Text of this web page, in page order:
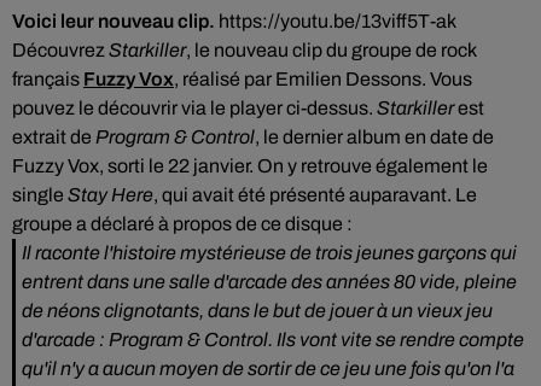
Voici leur nouveau clip. https://youtu.be/13viff5T-ak
Découvrez Starkiller, le nouveau clip du groupe de rock
français Fuzzy Vox, réalisé par Emilien Dessons. Vous
pouvez le découvrir via le player ci-dessus. Starkillerest
extrait de Program & Control, le dernier album en date de
Fuzzy Vox, sorti le 22 janvier. On y retrouve également le
single Stay Here, qui avait été présenté auparavant. Le
groupe a déclaré à propos de ce disque :
Il raconte l'histoire mystérieuse de trois jeunes garçons qui
entrent dans une salle d'arcade des années 80 vide, pleine
de néons clignotants, dans le but de jouer à un vieux jeu
d'arcade : Program & Control. Ils vont vite se rendre compte
qu'il n'y a aucun moyen de sortir de ce jeu une fois qu'on l'a